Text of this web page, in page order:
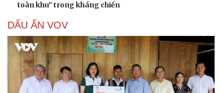
Cải chính
toàn khu” trong kháng chiến
DẤU ẤN VOV